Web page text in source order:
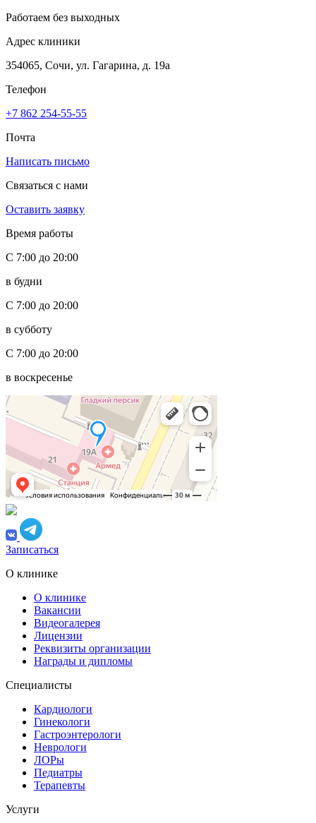
Работаем без выходных
Адрес клиники
354065, Сочи, ул. Гагарина, д. 19а
Телефон
+7 862 254-55-55
Почта
Написать письмо
Связаться с нами
Оставить заявку
Время работы
С 7:00 до 20:00
в будни
С 7:00 до 20:00
в субботу
С 7:00 до 20:00
в воскресенье
Записаться
О клинике
О клинике
Вакансии
Видеогалерея
Лицензии
Реквизиты организации
Награды и дипломы
Специалисты
Кардиологи
Гинекологи
Гастроэнтерологи
Неврологи
ЛОРы
Педиатры
Терапевты
Услуги